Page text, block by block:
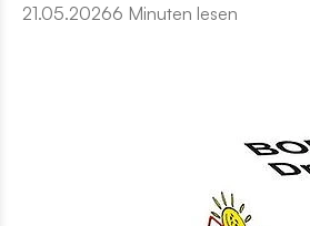
21.05.20266 Minuten lesen